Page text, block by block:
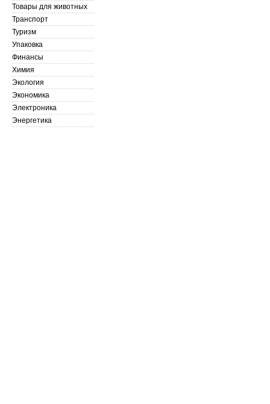
Товары для животных
Транспорт
Туризм
Упаковка
Финансы
Химия
Экология
Экономика
Электроника
Энергетика